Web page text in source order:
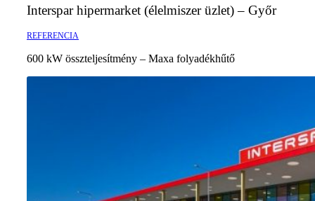
Interspar hipermarket (élelmiszer üzlet) – Győr
REFERENCIA
600 kW összteljesítmény – Maxa folyadékhűtő